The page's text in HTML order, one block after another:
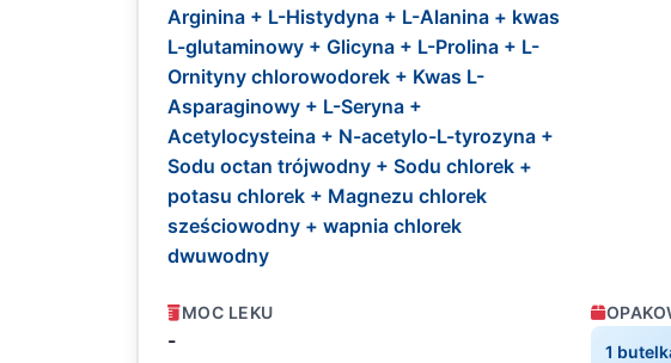
Arginina + L-Histydyna + L-Alanina + kwas
L-glutaminowy + Glicyna + L-Prolina + L-
Ornityny chlorowodorek + Kwas L-
Asparaginowy + L-Seryna +
Acetylocysteina + N-acetylo-L-tyrozyna +
Sodu octan trójwodny + Sodu chlorek +
potasu chlorek + Magnezu chlorek
sześciowodny + wapnia chlorek
dwuwodny
MOC LEKU
-
1